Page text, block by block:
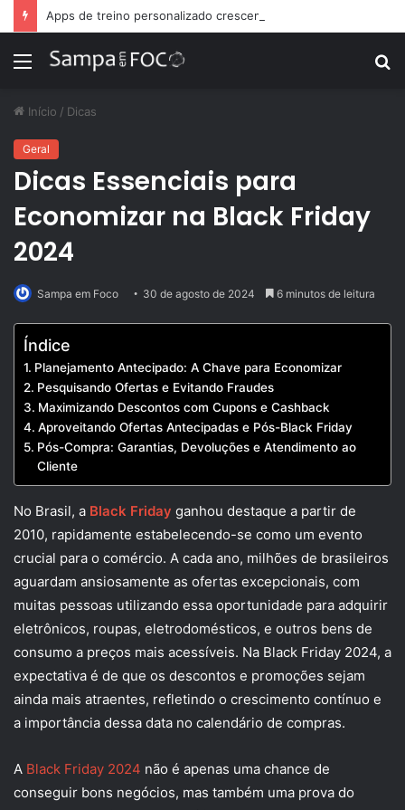
Menu
Início / Dicas
Geral
Dicas Essenciais para
Economizar na Black Friday
2024
Sampa em Foco 30 de agosto de 2024 6 minutos de leitura
Índice
Planejamento Antecipado: A Chave para Economizar
Pesquisando Ofertas e Evitando Fraudes
Maximizando Descontos com Cupons e Cashback
Aproveitando Ofertas Antecipadas e Pós-Black Friday
Pós-Compra: Garantias, Devoluções e Atendimento ao
Cliente
No Brasil, a Black Friday ganhou destaque a partir de
2010, rapidamente estabelecendo-se como um evento
crucial para o comércio. A cada ano, milhões de brasileiros
aguardam ansiosamente as ofertas excepcionais, com
muitas pessoas utilizando essa oportunidade para adquirir
eletrônicos, roupas, eletrodomésticos, e outros bens de
consumo a preços mais acessíveis. Na Black Friday 2024, a
expectativa é de que os descontos e promoções sejam
ainda mais atraentes, refletindo o crescimento contínuo e
a importância dessa data no calendário de compras.
A Black Friday 2024 não é apenas uma chance de
conseguir bons negócios, mas também uma prova do